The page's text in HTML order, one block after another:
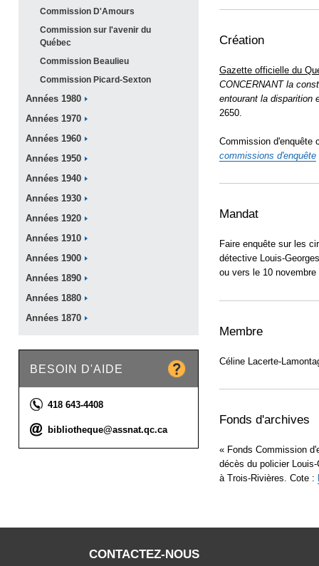
Commission D'Amours
Commission sur l'avenir du
Québec
Commission Beaulieu
Commission Picard-Sexton
Années 1980
Années 1970
Années 1960
Années 1950
Années 1940
Années 1930
Années 1920
Années 1910
Années 1900
Années 1890
Années 1880
Années 1870
BESOIN D'AIDE
Téléphone :
418 643-4408
Courriel :
bibliotheque@assnat.qc.ca
Création
Gazette officielle du
CONCERNANT la
entourant la disparition
2650.
Commission d'enquête
commissions d'enquête
Mandat
Faire enquête sur les
détective Louis-
ou vers le 10 novembre
Membre
Céline Lacerte-
Fonds d'archives
« Fonds Commission
décès du policier
à Trois-Rivières. Cote :
CONTACTEZ-NOUS